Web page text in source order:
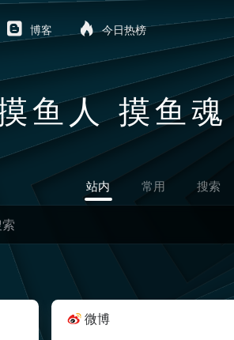
博客 今日热榜
鱼人 摸鱼
站内 常用 搜索
微博